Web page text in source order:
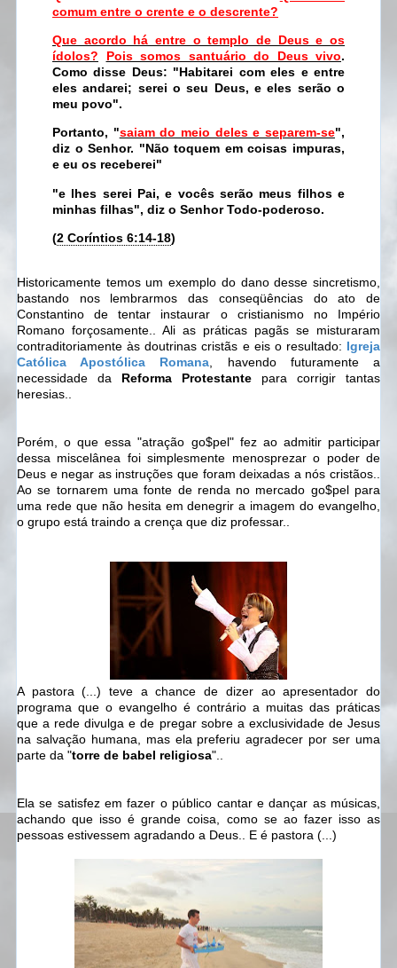
comum entre o crente e o descrente?
Que acordo há entre o templo de Deus e os
ídolos?
Pois somos santuário do Deus vivo.
Como disse Deus: "Habitarei com eles e entre
eles andarei; serei o seu Deus, e eles serão o
meu povo".
Portanto, "saiam do meio deles e separem-se",
diz o Senhor. "Não toquem em coisas impuras,
e eu os receberei"
"e lhes serei Pai, e vocês serão meus filhos e
minhas filhas", diz o Senhor Todo-poderoso.
(2 Coríntios 6:14-18)
Historicamente temos um exemplo do dano desse sincretismo,
bastando nos lembrarmos das conseqüências do ato de
Constantino de tentar instaurar o cristianismo no Império
Romano forçosamente.. Ali as práticas pagãs se misturaram
contraditoriamente às doutrinas cristãs e eis o resultado: Igreja
Católica Apostólica Romana , havendo futuramente a
necessidade da Reforma Protestante para corrigir tantas
heresias..
Porém, o que essa "atração go$pel" fez ao admitir participar
dessa miscelânea foi simplesmente menosprezar o poder de
Deus e negar as instruções que foram deixadas a nós cristãos..
Ao se tornarem uma fonte de renda no mercado go$pel para
uma rede que não hesita em denegrir a imagem do evangelho,
o grupo está traindo a crença que diz professar..
A pastora (...) teve a chance de dizer ao apresentador do
programa que o evangelho é contrário a muitas das práticas
que a rede divulga e de pregar sobre a exclusividade de Jesus
na salvação humana, mas ela preferiu agradecer por ser uma
parte da "torre de babel religiosa"..
Ela se satisfez em fazer o público cantar e dançar as músicas,
achando que isso é grande coisa, como se ao fazer isso as
pessoas estivessem agradando a Deus.. E é pastora (...)